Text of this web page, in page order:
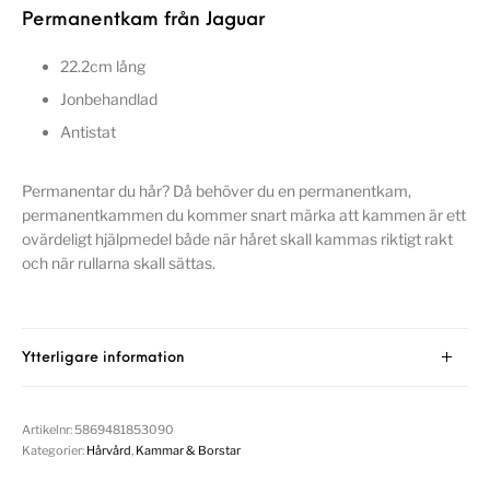
Permanentkam från Jaguar
22.2cm lång
Jonbehandlad
Antistat
Permanentar du hår? Då behöver du en permanentkam,
permanentkammen du kommer snart märka att kammen är ett
ovärdeligt hjälpmedel både när håret skall kammas riktigt rakt
och när rullarna skall sättas.
Ytterligare information
Artikelnr: 5869481853090
Kategorier: Hårvård Kammar & Borstar